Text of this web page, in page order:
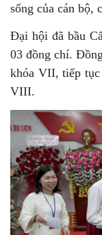
sống của cán bộ,
Đại hội đã bầu
03 đồng chí.
khóa VII, tiếp
VIII.